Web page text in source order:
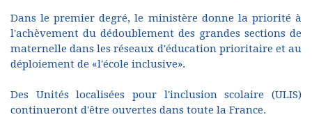
Dans le premier degré, le ministère donne la priorité à
l'achèvement du dédoublement des grandes sections de
maternelle dans les réseaux d'éducation prioritaire et au
déploiement de «l'école inclusive».
Des Unités localisées pour l'inclusion scolaire (ULIS)
continueront d'être ouvertes dans toute la France.